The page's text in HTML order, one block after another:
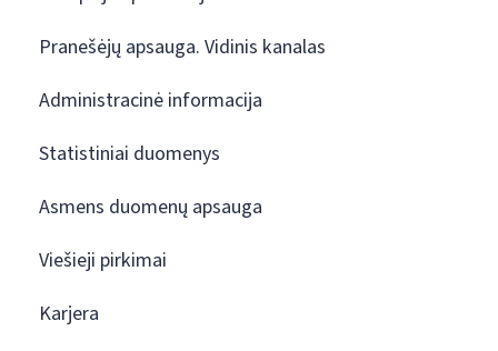
Pranešėjų apsauga. Vidinis kanalas
Administracinė informacija
Statistiniai duomenys
Asmens duomenų apsauga
Viešieji pirkimai
Karjera